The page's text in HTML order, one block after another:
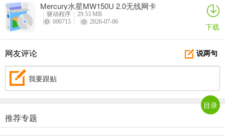
Mercury水星MW150U 2.0无线网卡
驱动程序
29.53 MB
090715
2026-07-06 下载
说两句
网友评论
我要跟贴
推荐专题
目录